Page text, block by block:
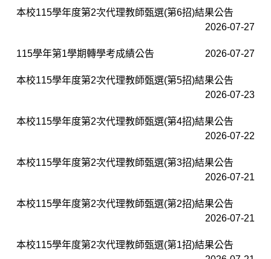
本校115學年度第2次代理教師甄選(第6招)結果公告
2026-07-27
115學年第1學期轉學考成績公告 2026-07-27
本校115學年度第2次代理教師甄選(第5招)結果公告
2026-07-23
本校115學年度第2次代理教師甄選(第4招)結果公告
2026-07-22
本校115學年度第2次代理教師甄選(第3招)結果公告
2026-07-21
本校115學年度第2次代理教師甄選(第2招)結果公告
2026-07-21
本校115學年度第2次代理教師甄選(第1招)結果公告